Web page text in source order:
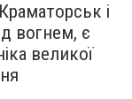
і
вогнем, є
великої